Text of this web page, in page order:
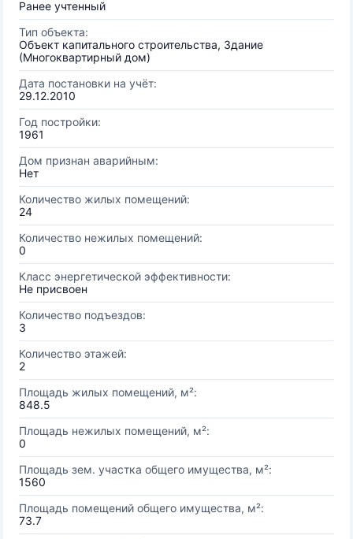
Ранее учтенный
Тип объекта:
Объект капитального строительства, Здание
(Многоквартирный дом)
Дата постановки на учёт:
29.12.2010
Год постройки:
1961
Дом признан аварийным:
Нет
Количество жилых помещений:
24
Количество нежилых помещений:
0
Класс энергетической эффективности:
Не присвоен
Количество подъездов:
3
Количество этажей:
2
Площадь жилых помещений, м²:
848.5
Площадь нежилых помещений, м²:
0
Площадь зем. участка общего имущества, м²:
1560
Площадь помещений общего имущества, м²:
73.7